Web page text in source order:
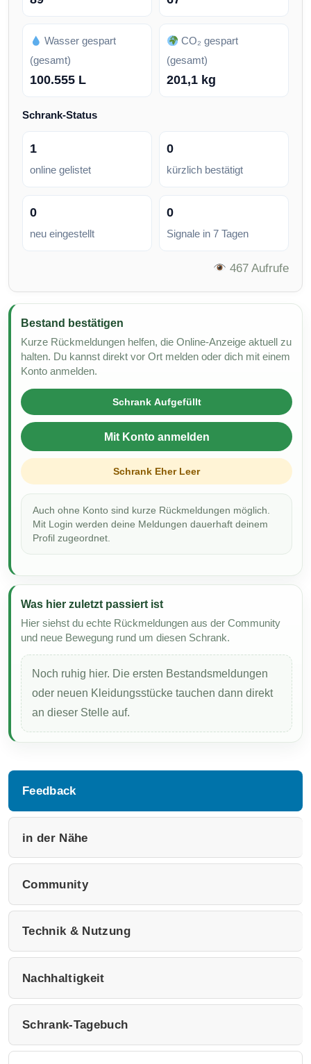
Wasser gespart
(gesamt)
100.555 L
CO₂ gespart
(gesamt)
201,1 kg
Schrank-Status
1
online gelistet
0
kürzlich bestätigt
0
neu eingestellt
0
Signale in 7 Tagen
467 Aufrufe
Bestand bestätigen
Kurze Rückmeldungen helfen, die Online-Anzeige aktuell zu
halten. Du kannst direkt vor Ort melden oder dich mit einem
Konto anmelden.
Schrank Aufgefüllt
Mit Konto anmelden
Schrank Eher Leer
Auch ohne Konto sind kurze Rückmeldungen möglich.
Mit Login werden deine Meldungen dauerhaft deinem
Profil zugeordnet.
Was hier zuletzt passiert ist
Hier siehst du echte Rückmeldungen aus der Community
und neue Bewegung rund um diesen Schrank.
Noch ruhig hier. Die ersten Bestandsmeldungen
oder neuen Kleidungsstücke tauchen dann direkt
an dieser Stelle auf.
Feedback
in der Nähe
Community
Technik & Nutzung
Nachhaltigkeit
Schrank-Tagebuch